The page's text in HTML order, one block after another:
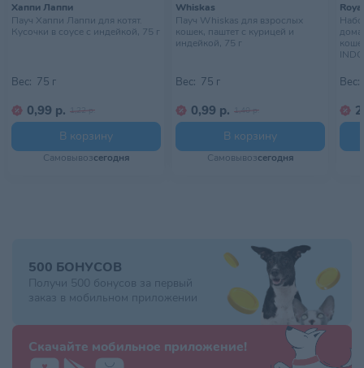
Хаппи Лаппи
Пауч Хаппи Лаппи для котят.
Кусочки в соусе с индейкой, 75 г
Вес: 75 г
0,99 р. 1,22 р.
В корзину
Самовывозсегодня
Whiskas
Пауч Whiskas для взрослых
кошек, паштет с курицей и
индейкой, 75 г
Вес: 75 г
0,99 р. 1,40 р.
В корзину
Самовывозсегодня
Вес:
500 БОНУСОВ
Получи 500 бонусов за первый
заказ в мобильном приложении
Скачайте мобильное приложение!